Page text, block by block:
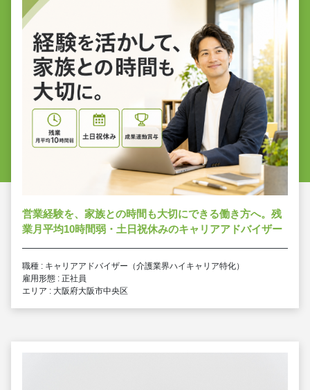
営業経験を、家族との時間も大切にできる働き方へ。残
業月平均10時間弱・土日祝休みのキャリアアドバイザー
職種 : キャリアアドバイザー（介護業界ハイキャリア特化）
雇用形態 : 正社員
エリア : 大阪府大阪市中央区